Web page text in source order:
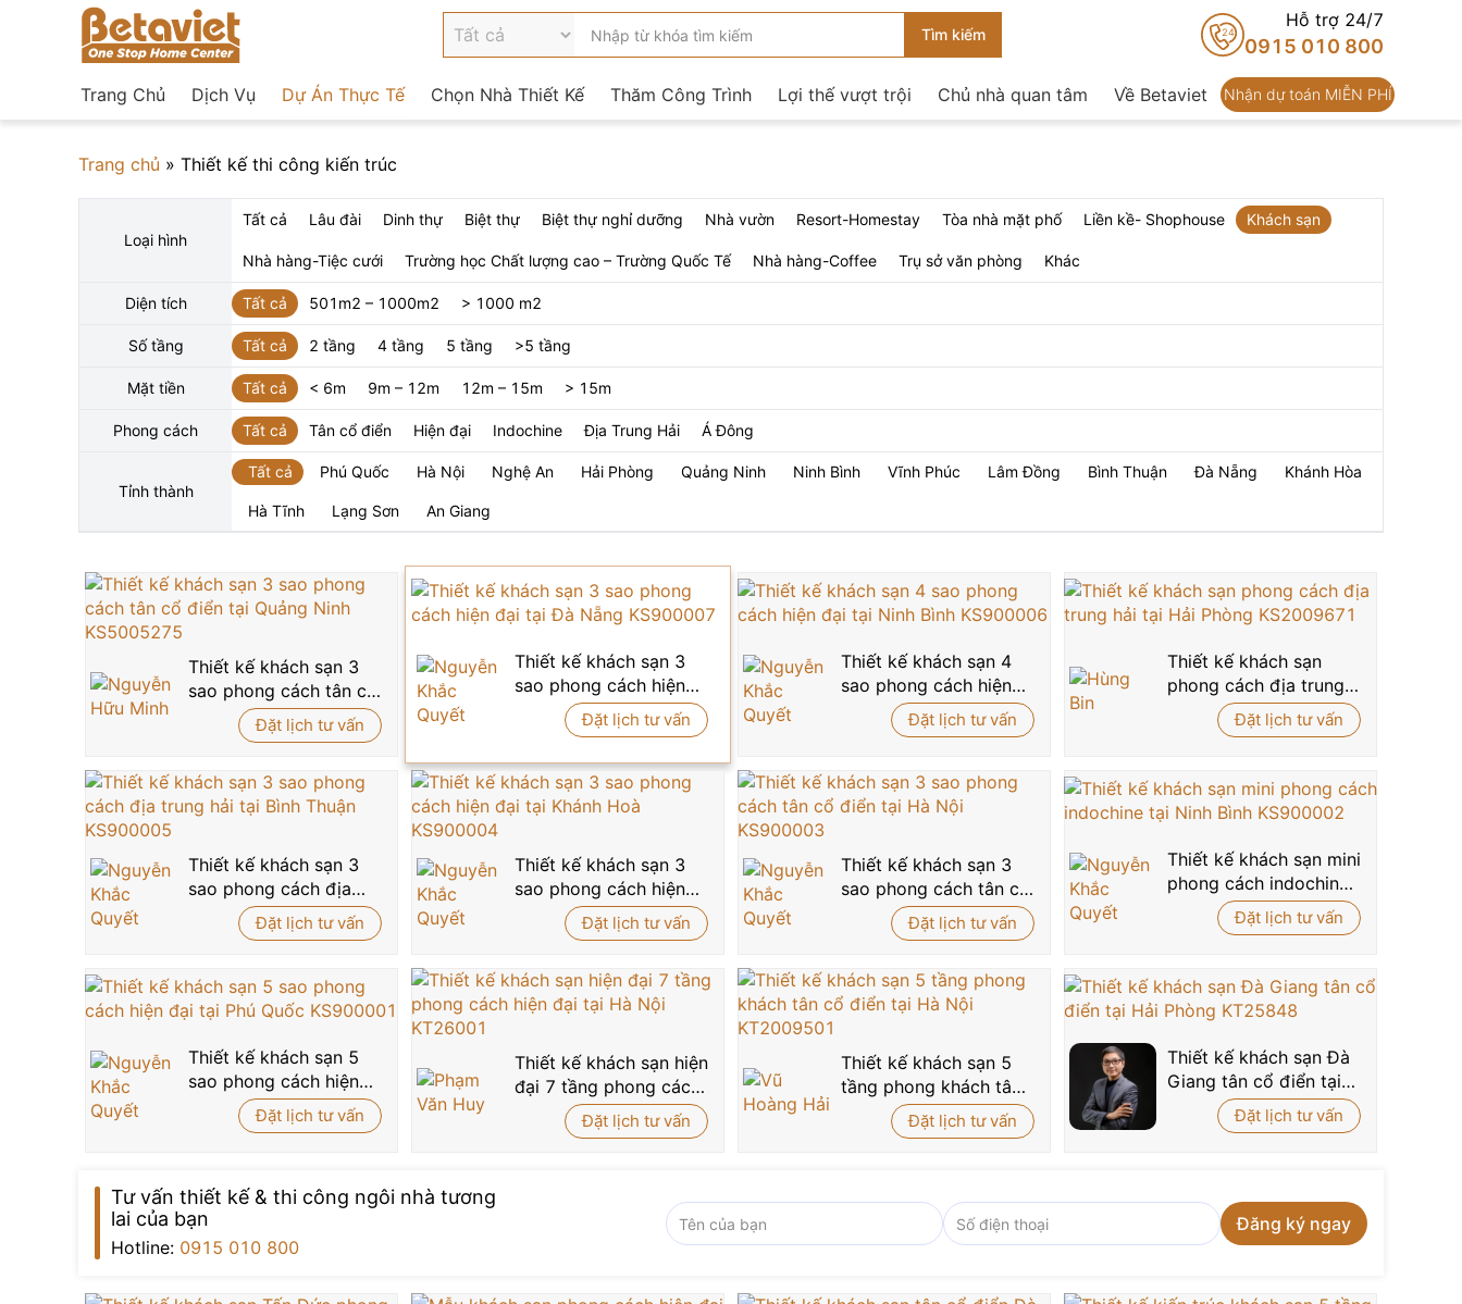
24
Hỗ trợ 24/7
0915 010 800
Trang Chủ Dịch Vụ Dự Án Thực Tế Chọn Nhà Thiết Kế Thăm Công Trình Lợi thế vượt trội Chủ nhà quan tâm Về Betaviet Nhận dự toán MIỄN PHÍ
Trang chủ » Thiết kế thi công kiến trúc
Loại hình
Tất cả Lâu đài Dinh thự Biệt thự Biệt thự nghỉ dưỡng Nhà vườn Resort-Homestay Tòa nhà mặt phố Liền kề- Shophouse Khách sạn
Nhà hàng-Tiệc cưới Trường học Chất lượng cao – Trường Quốc Tế Nhà hàng-Coffee Trụ sở văn phòng Khác
Diện tích Tất cả 501m2 – 1000m2 > 1000 m2
Số tầng Tất cả 2 tầng 4 tầng 5 tầng >5 tầng
Mặt tiền Tất cả < 6m 9m – 12m 12m – 15m > 15m
Phong cách Tất cả Tân cổ điển Hiện đại Indochine Địa Trung Hải Á Đông
Tỉnh thành
Tất cả Phú Quốc Hà Nội Nghệ An Hải Phòng Quảng Ninh Ninh Bình Vĩnh Phúc Lâm Đồng Bình Thuận Đà Nẵng Khánh Hòa
Hà Tĩnh Lạng Sơn An Giang
Thiết kế khách sạn 3
sao phong cách tân cổ
điển tại Quảng Ninh
KS5005275
Đặt lịch tư vấn
Thiết kế khách sạn 3
sao phong cách hiện
đại tại Đà Nẵng
KS900007
Đặt lịch tư vấn
Thiết kế khách sạn 4
sao phong cách hiện
đại tại Ninh Bình
KS900006
Đặt lịch tư vấn
Thiết kế khách sạn
phong cách địa trung
hải tại Hải Phòng
KS2009671
Đặt lịch tư vấn
Thiết kế khách sạn 3
sao phong cách địa
trung hải tại Bình
Thuận KS900005
Đặt lịch tư vấn
Thiết kế khách sạn 3
sao phong cách hiện
đại tại Khánh Hoà
KS900004
Đặt lịch tư vấn
Thiết kế khách sạn 3
sao phong cách tân cổ
điển tại Hà Nội
KS900003
Đặt lịch tư vấn
Thiết kế khách sạn mini
phong cách indochine
tại Ninh Bình
KS900002
Đặt lịch tư vấn
Thiết kế khách sạn 5
sao phong cách hiện
đại tại Phú Quốc
KS900001
Đặt lịch tư vấn
Thiết kế khách sạn hiện
đại 7 tầng phong cách
hiện đại tại Hà Nội
KT26001
Đặt lịch tư vấn
Thiết kế khách sạn 5
tầng phong khách tân
cổ điển tại Hà Nội
KT2009501
Đặt lịch tư vấn
Thiết kế khách sạn Đà
Giang tân cổ điển tại
Hải Phòng KT25848
Đặt lịch tư vấn
Tư vấn thiết kế & thi công ngôi nhà tương
lai của bạn
Hotline: 0915 010 800